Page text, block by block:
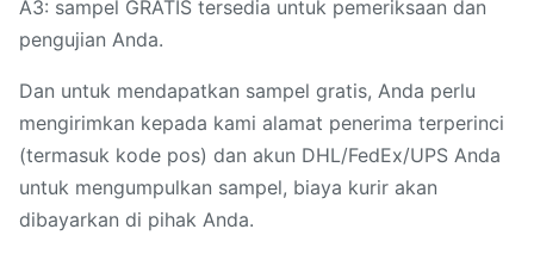
A3: sampel GRATIS tersedia untuk pemeriksaan dan
pengujian Anda.
Dan untuk mendapatkan sampel gratis, Anda perlu
mengirimkan kepada kami alamat penerima terperinci
(termasuk kode pos) dan akun DHL/FedEx/UPS Anda
untuk mengumpulkan sampel, biaya kurir akan
dibayarkan di pihak Anda.